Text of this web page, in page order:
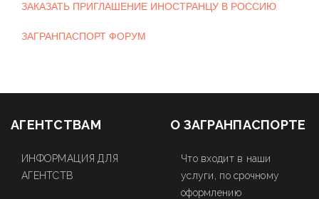
ЗАКАЗАТЬ ПРИГЛАШЕНИЕ ИНОСТРАНЦУ В РОССИЮ
ЗАГРАНПАСПОРТ ФОРУМ
АГЕНТСТВАМ
ИНФОРМАЦИЯ ДЛЯ
АГЕНТСТВ
О ЗАГРАНПАСПОРТЕ
Что входит в наши
услуги, по срочному
оформлению